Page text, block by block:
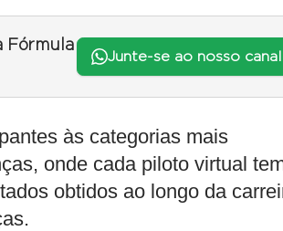
Fórmula
Junte-se ao nosso
às categorias mais
onde cada piloto virtual
obtidos ao longo da